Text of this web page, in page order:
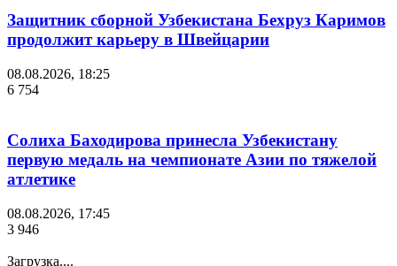
Защитник сборной Узбекистана Бехруз Каримов
продолжит карьеру в Швейцарии
08.08.2026, 18:25
6 754
Солиха Баходирова принесла Узбекистану
первую медаль на чемпионате Азии по тяжелой
атлетике
08.08.2026, 17:45
3 946
Загрузка....